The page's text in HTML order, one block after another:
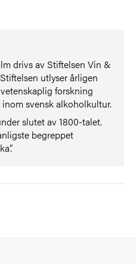
drivs av Stiftelsen Vin &
utlyser årligen
forskning
svensk alkoholkultur.
slutet av 1800-talet.
begreppet